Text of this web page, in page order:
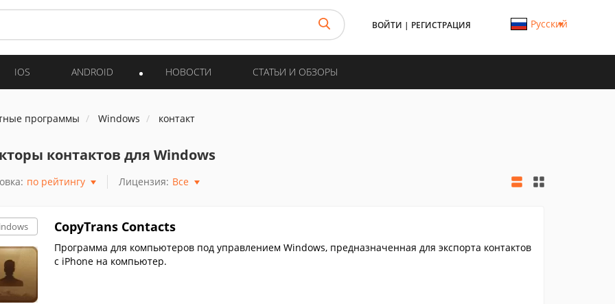
ВОЙТИ | РЕГИСТРАЦИЯ Русский
IOS ANDROID НОВОСТИ СТАТЬИ И ОБЗОРЫ
программы Windows контакт
контактов для Windows
по рейтингу Лицензия: Все
CopyTrans Contacts
Программа для компьютеров под управлением Windows, предназначенная для экспорта контактов
с iPhone на компьютер.